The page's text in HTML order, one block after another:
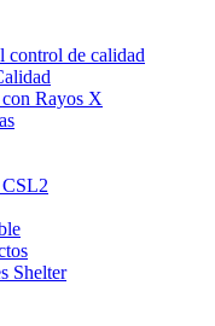
control de calidad
Rayos X
Shelter